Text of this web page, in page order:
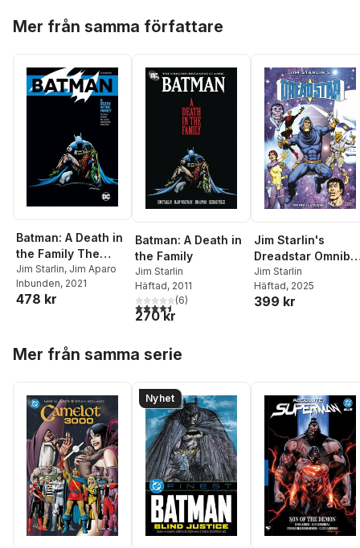
Mer från samma författare
Batman: A Death in
the Family The
Deluxe Edition
Jim Starlin, Jim Aparo
Inbunden, 2021
478 kr
Batman: A Death in
the Family
Jim Starlin
Häftad, 2011
4,5utav 5 stjärnor. Totalt antal röster:
(6)
270 kr
Jim Starlin's
Dreadstar
Volume 1
Jim Starlin
Häftad, 2025
399 kr
Mer från samma serie
Nyhet